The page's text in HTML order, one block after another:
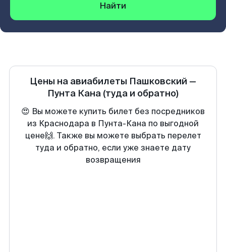
Найти
Цены на авиабилеты Пашковский —
Пунта Кана (туда и обратно)
😍 Вы можете купить билет без посредников
из Краснодара в Пунта-Кана по выгодной
цене🙌. Также вы можете выбрать перелет
туда и обратно, если уже знаете дату
возвращения